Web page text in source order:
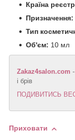
Країна
Призначення:
Тип
Об'єм: 10 мл
Zakaz4salon.com
і брів
ПОДИВИТИСЬ
Приховати